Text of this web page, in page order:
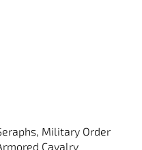
Military Order
Cavalry